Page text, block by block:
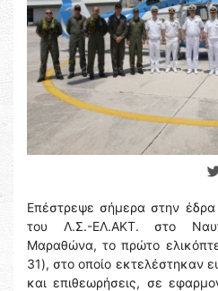
Επέστρεψε σήμερα στην
του Λ.Σ.-ΕΛ.ΑΚΤ. στο
Μαραθώνα, το πρώτο
31), στο οποίο εκτελέστηκαν
και επιθεωρήσεις, σε